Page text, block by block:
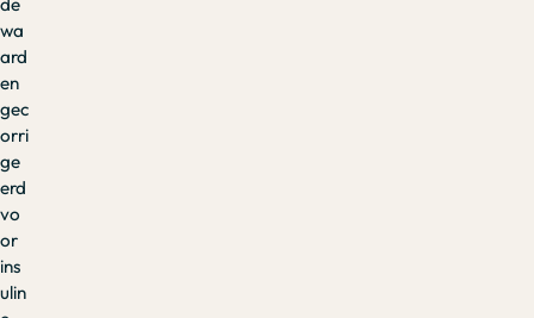
de
wa
ard
en
gec
orri
ge
erd
vo
or
ins
ulin